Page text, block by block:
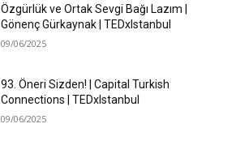
Özgürlük ve Ortak Sevgi Bağı Lazım |
Gönenç Gürkaynak | TEDxIstanbul
09/06/2025
93. Öneri Sizden! | Capital Turkish
Connections | TEDxIstanbul
09/06/2025